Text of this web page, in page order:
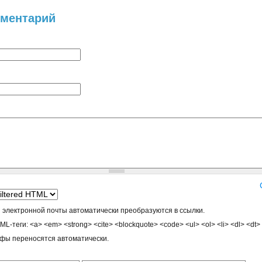
почты автоматически преобразуются в ссылки.
теги: <a> <em> <strong> <cite> <blockquote> <code> <ul> <ol> <li> <dl> <dt>
переносятся автоматически.